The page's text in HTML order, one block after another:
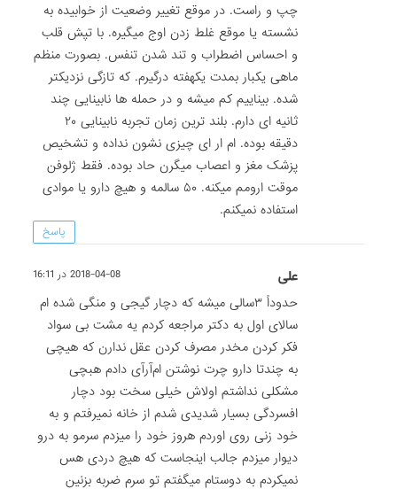
چپ و راست. در موقع تغییر وضعیت از خوابیده به
نشسته یا موقع غلط زدن اوج میگیره. با تپش قلب
و احساس اضطراب و تند شدن تنفس. بصورت منظم
ماهی یکبار بمدت یکهفته درگیرم. که تازگی نزدیکتر
شده. بیناییم کم میشه و در حمله ها نابینایی چند
ثانیه ای دارم. بلند ترین زمان تجربه نابینایی ۲۰
دقیقه بوده. ام ار ای چیزی نشون نداده و تشخیص
پزشک مغز و اعصاب میگرن حاد بوده. فقط ژلوفن
موقت ارومم میکنه. ۵۰ سالمه و هیچ دارو یا موادی
استفاده نمیکنم.
پاسخ
علی 2018-04-08 در 16:11
حدوداً ۳سالی میشه که دچار گیجی و منگی شده ام
سالای اول به دکتر مراجعه کردم یه مشت بی سواد
فکر کردن مخدر مصرف کردن عقل ندارن که هیچی
به چندتا دارو چرت نوشتن ام‌آرآی دادم هبچی
مشکلی نداشتم اولاش خیلی سخت بود دچار
افسردگی بسیار شدیدی شدم از خانه نمیرفتم و به
خود زنی روی اوردم هروز خود را میزدم سرمو به درو
دیوار میزدم جالب اینجاست که هیچ دردی هس
نمیکردم به دوستام میگفتم تو سرم ضربه بزنین